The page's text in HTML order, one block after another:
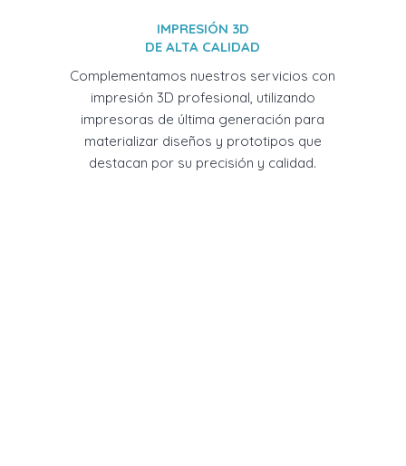
IMPRESIÓN 3D
DE ALTA CALIDAD
Complementamos nuestros servicios con
impresión 3D profesional, utilizando
impresoras de última generación para
materializar diseños y prototipos que
destacan por su precisión y calidad.